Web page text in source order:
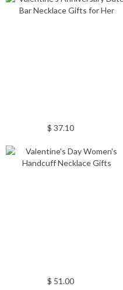
$ 37.10
$ 51.00